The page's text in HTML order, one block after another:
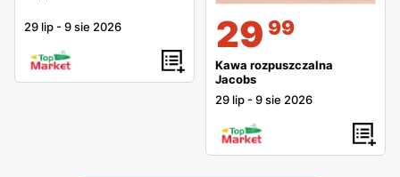
29 lip -9 sie 2026 29 99
Kawa rozpuszczalna
Jacobs
29 lip -9 sie 2026